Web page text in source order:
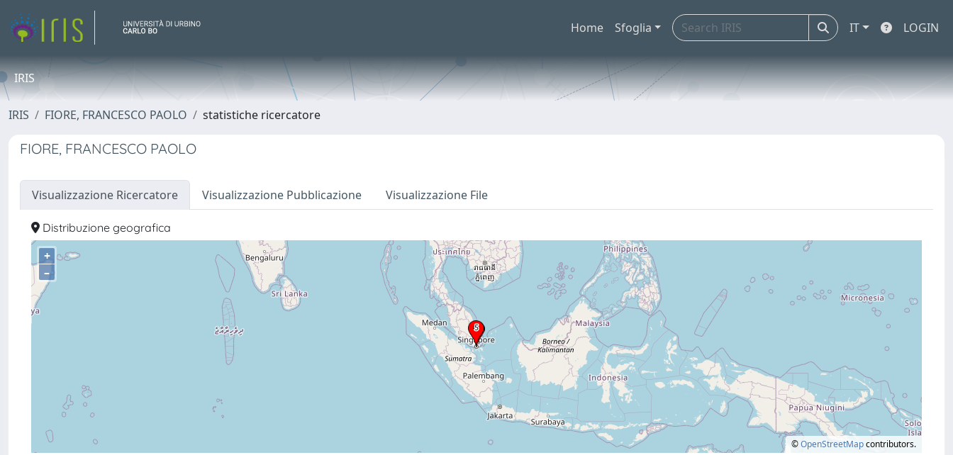
Home Sfoglia IT LOGIN
IRIS
IRIS FIORE, FRANCESCO PAOLO statistiche ricercatore
FIORE, FRANCESCO PAOLO
Visualizzazione Ricercatore Visualizzazione Pubblicazione Visualizzazione File
Distribuzione geografica
+
–
©OpenStreetMapcontributors.